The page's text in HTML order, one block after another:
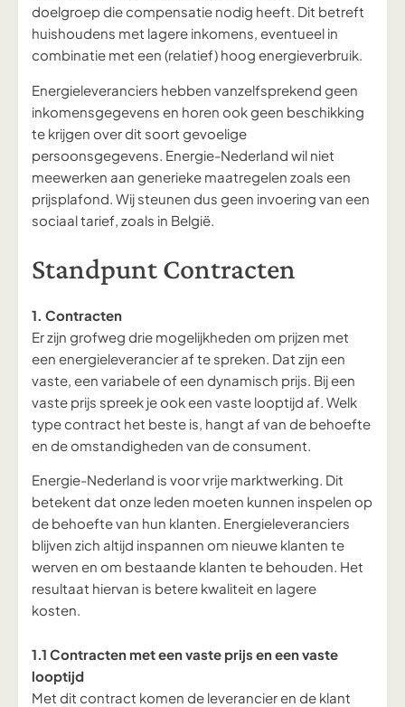
doelgroep die compensatie nodig heeft. Dit betreft
huishoudens met lagere inkomens, eventueel in
combinatie met een (relatief) hoog energieverbruik.
Energieleveranciers hebben vanzelfsprekend geen
inkomensgegevens en horen ook geen beschikking
te krijgen over dit soort gevoelige
persoonsgegevens. Energie-Nederland wil niet
meewerken aan generieke maatregelen zoals een
prijsplafond. Wij steunen dus geen invoering van een
sociaal tarief, zoals in België.
Standpunt Contracten
1. Contracten
Er zijn grofweg drie mogelijkheden om prijzen met
een energieleverancier af te spreken. Dat zijn een
vaste , een variabele of een dynamisch prijs Bij een
vaste prijs spreek je ook een vaste looptijd af. Welk
type contract het beste is, hangt af van de behoefte
en de omstandigheden van de consument
Energie-Nederland is voor vrije marktwerking. Dit
betekent dat onze leden moeten kunnen inspelen op
de behoefte van hun klanten. Energieleveranciers
blijven zich altijd inspannen om nieuwe klanten te
werven en om bestaande klanten te behouden. Het
resultaat hiervan is betere kwaliteit en lagere
kosten.
1.1 Contracten met een vaste prijs en een vaste
looptijd
Met dit contract komen de leverancier en de klant